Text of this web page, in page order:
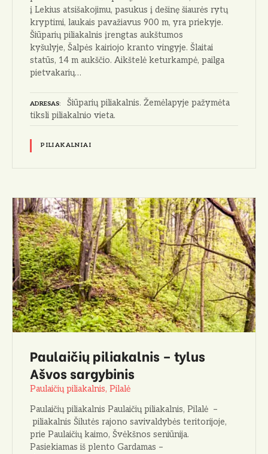
į Lekius atsišakojimu, pasukus į dešinę šiaurės rytų
kryptimi, laukais pavažiavus 900 m, yra priekyje.
Šiūparių piliakalnis įrengtas aukštumos
kyšulyje, Šalpės kairiojo kranto vingyje. Šlaitai
statūs, 14 m aukščio. Aikštelė keturkampė, pailga
pietvakarių…
ADRESAS
Šiūparių piliakalnis. Žemėlapyje pažymėta
tiksli piliakalnio vieta.
PILIAKALNIAI
Paulaičių piliakalnis – tylus
Ašvos sargybinis
Paulaičių piliakalnis, Pilalė
Paulaičių piliakalnis Paulaičių piliakalnis, Pilalė –
piliakalnis Šilutės rajono savivaldybės teritorijoje,
prie Paulaičių kaimo, Švėkšnos seniūnija.
Pasiekiamas iš plento Gardamas –